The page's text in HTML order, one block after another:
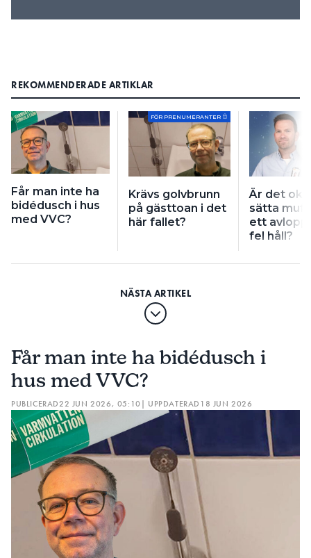
REKOMMENDERADE ARTIKLAR
Får man inte ha
bidédusch i hus
med VVC?
FÖR PRENUMERANTER
Krävs golvbrunn
på gästtoan i det
här fallet?
Är det
sätta
ett
fel håll?
Får man inte ha bidédusch i
hus med VVC?
PUBLICERAD22 JUN 2026, 05:10 | UPPDATERAD 18 JUN 2026